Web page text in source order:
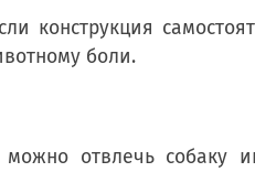
конструкция
боли.
можно отвлечь